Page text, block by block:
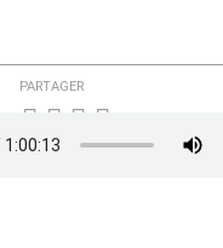
PARTAGER